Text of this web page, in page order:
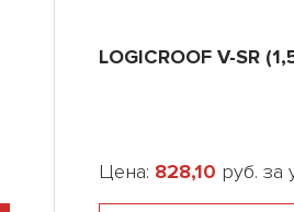
LOGICROOF V-SR
Цена: 828,10 руб. за